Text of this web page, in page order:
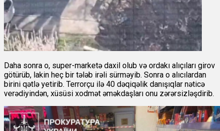
Daha sonra o, super-marketə daxil olub və ordakı alıçıları girov
götürüb, lakin heç bir tələb irəli sürməyib. Sonra o alıcılardan
birini qətlə yetirib. Terrorçu ilə 40 dəqiqəlik danışıqlar nəticə
verədiyindən, xüsüsi xodmət əməkdaşları onu zərərsizləşdirib.